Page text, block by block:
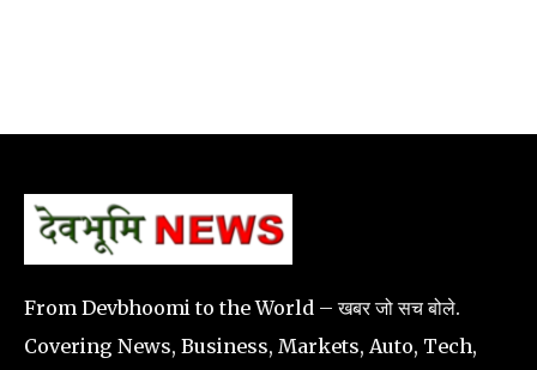
From Devbhoomi to the World – खबर जो सच बोले.
Covering News, Business, Markets, Auto, Tech,